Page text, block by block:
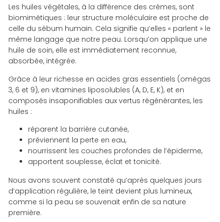
Les huiles végétales, à la différence des crèmes, sont
biomimétiques : leur structure moléculaire est proche de
celle du sébum humain. Cela signifie qu’elles « parlent » le
même langage que notre peau. Lorsqu’on applique une
huile de soin, elle est immédiatement reconnue,
absorbée, intégrée.
Grâce à leur richesse en acides gras essentiels (omégas
3, 6 et 9), en vitamines liposolubles (A, D, E, K), et en
composés insaponifiables aux vertus régénérantes, les
huiles :
réparent la barrière cutanée,
préviennent la perte en eau,
nourrissent les couches profondes de l’épiderme,
apportent souplesse, éclat et tonicité.
Nous avons souvent constaté qu’après quelques jours
d’application régulière, le teint devient plus lumineux,
comme si la peau se souvenait enfin de sa nature
première.